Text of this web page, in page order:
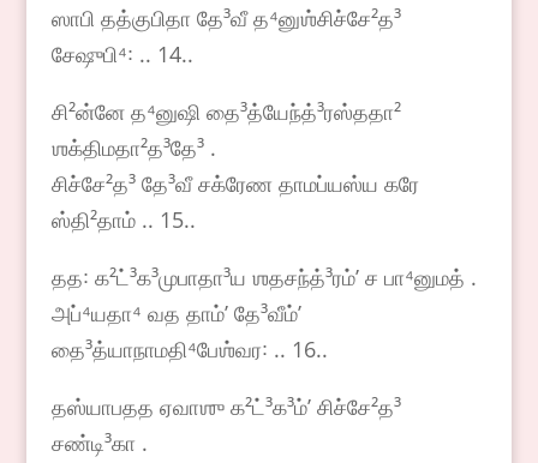
ஸாபி தத்குபிதா தே³வீ த⁴னுஶ்சிச்சே²த³
சேஷுபி⁴꞉ .. 14..
சி²ன்னே த⁴னுஷி தை³த்யேந்த்³ரஸ்ததா²
ஶக்திமதா²த³தே³ .
சிச்சே²த³ தே³வீ சக்ரேண தாமப்யஸ்ய கரே
ஸ்தி²தாம் .. 15..
தத꞉ க²ட்³க³முபாதா³ய ஶதசந்த்³ரம்ʼ ச பா⁴னுமத் .
அப்⁴யதா⁴ வத தாம்ʼ தே³வீம்ʼ
தை³த்யாநாமதி⁴பேஶ்வர꞉ .. 16..
தஸ்யாபதத ஏவாஶு க²ட்³க³ம்ʼ சிச்சே²த³
சண்டி³கா .